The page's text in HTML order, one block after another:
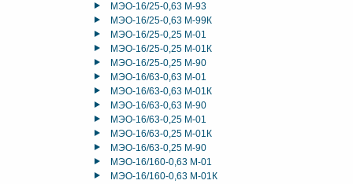
МЭО-16/25-0,63 М-93
МЭО-16/25-0,63 М-99К
МЭО-16/25-0,25 М-01
МЭО-16/25-0,25 М-01К
МЭО-16/25-0,25 М-90
МЭО-16/63-0,63 М-01
МЭО-16/63-0,63 М-01К
МЭО-16/63-0,63 М-90
МЭО-16/63-0,25 М-01
МЭО-16/63-0,25 М-01К
МЭО-16/63-0,25 М-90
МЭО-16/160-0,63 М-01
МЭО-16/160-0,63 М-01К